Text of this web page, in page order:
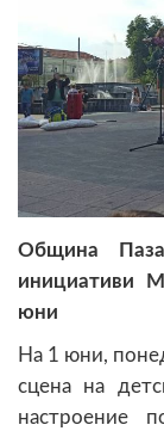
Община
инициативи
юни
На 1 юни,
сцена на
настроение